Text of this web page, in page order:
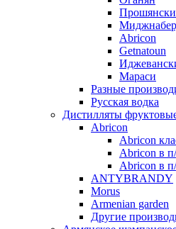
Abricon
Getnatoun
Мараси
Разные
Русская водка
Дистилляты
Abricon
Abricon
Abricon в
Abricon в
ANTYBRANDY
Morus
Armenian garden
Другие